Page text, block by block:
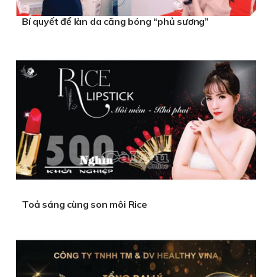
Bí quyết để làn da căng bóng “phủ sương”
Toả sáng cùng son môi Rice